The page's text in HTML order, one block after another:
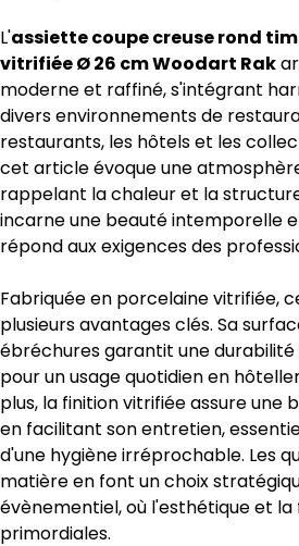
L'assiette coupe creuse rond
vitrifiée Ø 26 cm Woodart Rak
moderne et raffiné, s'intégrant
divers environnements de
restaurants, les hôtels et les
cet article évoque une
rappelant la chaleur et la
incarne une beauté intemporelle
répond aux exigences des
Fabriquée en porcelaine vitrifiée,
plusieurs avantages clés. Sa
ébréchures garantit une
pour un usage quotidien en
plus, la finition vitrifiée assure une
en facilitant son entretien,
d'une hygiène irréprochable. Les
matière en font un choix
évènementiel, où l'esthétique et
primordiales.